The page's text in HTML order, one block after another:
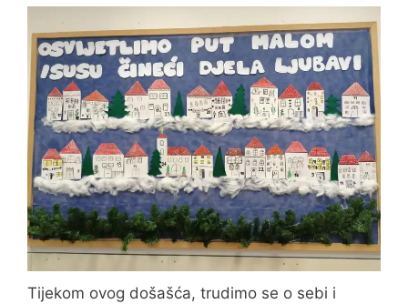
Tijekom ovog došašća, trudimo se o sebi i